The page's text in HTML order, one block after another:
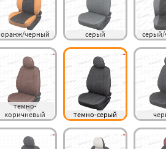
оранж/черный серый
темно-
коричневый
темно-серый